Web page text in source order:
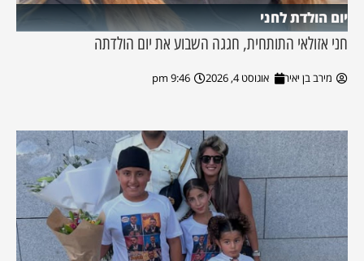
יום הולדת לחני
חני אזולאי התותחית, חגגה השבוע את יום הולדתה
מירב בן יאיר אוגוסט 4, 2026 9:46 pm